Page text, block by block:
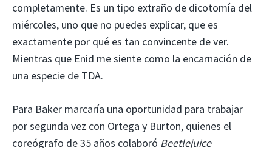
completamente. Es un tipo extraño de dicotomía del
miércoles, uno que no puedes explicar, que es
exactamente por qué es tan convincente de ver.
Mientras que Enid me siente como la encarnación de
una especie de TDA.
Para Baker marcaría una oportunidad para trabajar
por segunda vez con Ortega y Burton, quienes el
coreógrafo de 35 años colaboró Beetlejuice